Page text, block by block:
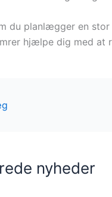
du planlægger en
hjælpe dig med at
nyheder